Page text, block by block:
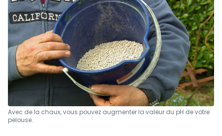
Avec de la chaux, vous pouvez augmenter la valeur du pH de votre
pelouse.